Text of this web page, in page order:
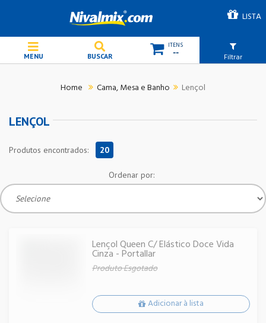
LISTA
-- Filtrar
Cama, Mesa e Banho Lençol
LENÇOL
Produtos encontrados: 20
Ordenar por:
Lençol Queen C/ Elástico Doce Vida
Cinza - Portallar
Produto Esgotado
Adicionar à lista